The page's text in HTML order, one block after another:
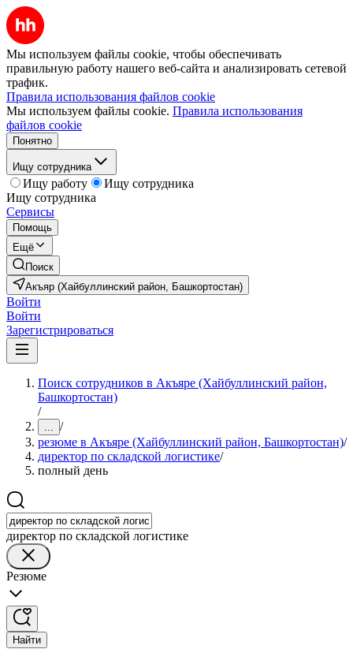
Мы используем файлы cookie, чтобы обеспечивать
правильную работу нашего веб-сайта и анализировать сетевой
трафик.
Правила использования файлов cookie
Мы используем файлы cookie. Правила использования
файлов cookie
Понятно
Ищу сотрудника
Ищу работу
Ищу сотрудника
Ищу сотрудника
Сервисы
Помощь
Ещё
Поиск
Акъяр (Хайбуллинский район, Башкортостан)
Войти
Войти
Зарегистрироваться
Поиск сотрудников в Акъяре (Хайбуллинский район,
Башкортостан)
/
... /
резюме в Акъяре (Хайбуллинский район, Башкортостан)/
директор по складской логистике/
полный день
директор по складской логистике
Резюме
Найти